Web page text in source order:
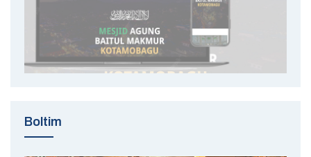
Boltim